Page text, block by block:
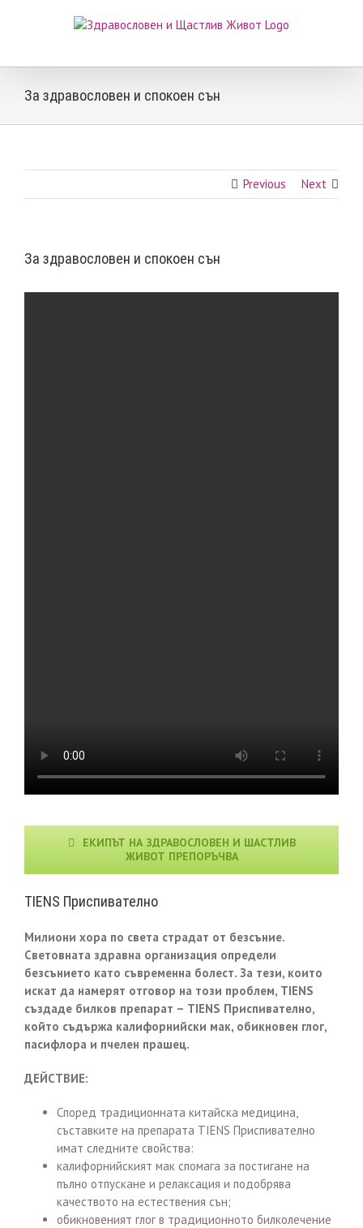
За здравословен и спокоен сън
Previous Next
За здравословен и спокоен сън
ЕКИПЪТ НА ЗДРАВОСЛОВЕН И ШАСТЛИВ
ЖИВОТ ПРЕПОРЪЧВА
TIENS Приспивателно
Милиони хора по света страдат от безсъние.
Световната здравна организация определи
безсънието като съвременна болест. За тези, които
искат да намерят отговор на този проблем, TIENS
създаде билков препарат – TIENS Приспивателно,
който съдържа калифорнийски мак, обикновен глог,
пасифлора и пчелен прашец.
ДЕЙСТВИЕ:
Според традиционната китайска медицина,
съставките на препарата TIENS Приспивателно
имат следните свойства:
калифорнийският мак спомага за постигане на
пълно отпускане и релаксация и подобрява
качеството на естествения сън;
обикновеният глог в традиционното билколечение